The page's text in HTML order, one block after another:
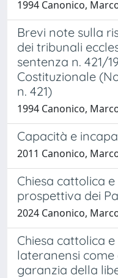
1994 Canonico,
Brevi note sulla
dei tribunali
sentenza n. 421/
Costituzionale
n. 421)
1994 Canonico,
Capacità e
2011 Canonico,
Chiesa cattolica
prospettiva dei
2024 Canonico,
Chiesa cattolica
lateranensi
garanzia della